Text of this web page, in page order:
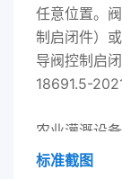
任意位置。
制启闭件）
导阀控制启
18691.5-
代替
农业灌溉设
irrigation
标准截图